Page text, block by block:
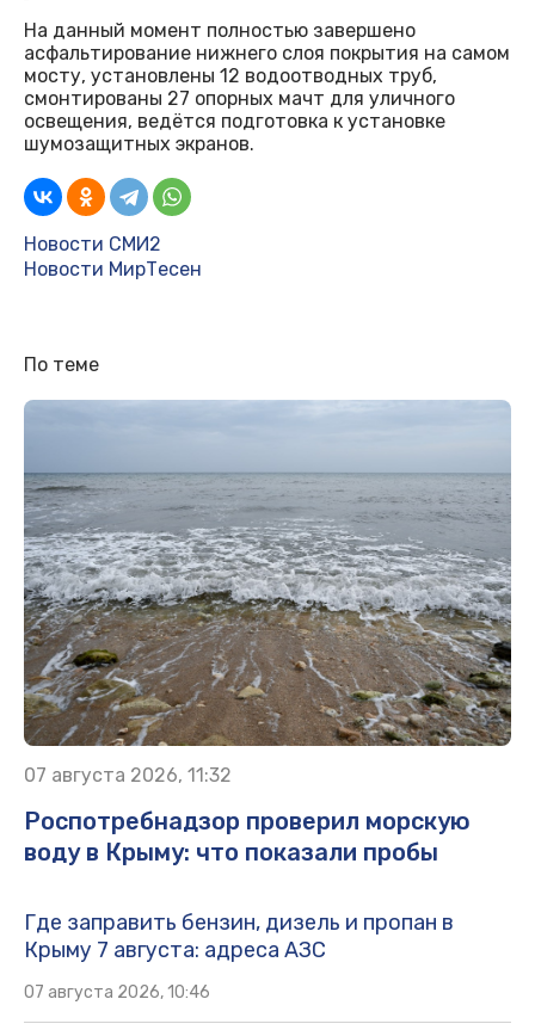
На данный момент полностью завершено
асфальтирование нижнего слоя покрытия на самом
мосту, установлены 12 водоотводных труб,
смонтированы 27 опорных мачт для уличного
освещения, ведётся подготовка к установке
шумозащитных экранов.
Новости СМИ2
Новости МирТесен
По теме
07 августа 2026, 11:32
Роспотребнадзор проверил морскую
воду в Крыму: что показали пробы
Где заправить бензин, дизель и пропан в
Крыму 7 августа: адреса АЗС
07 августа 2026, 10:46